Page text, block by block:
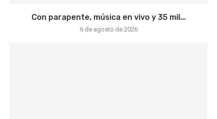
Con parapente, música en vivo y 35 mil...
6 de agosto de 2026